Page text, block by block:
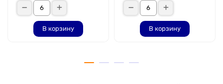
В корзину В корзину